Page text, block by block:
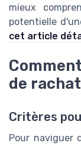
mieux
potentielle
cet article
de
Critères
Pour naviguer